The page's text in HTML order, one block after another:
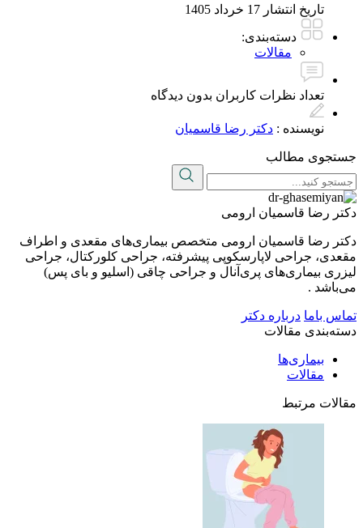
تاریخ انتشار 17 خرداد 1405
دسته‌بندی:
مقالات
تعداد نظرات کاربران بدون دیدگاه
نویسنده : دکتر رضا قاسمیان
جستجوی مطالب
دکتر رضا قاسمیان ارومی
دکتر رضا قاسمیان ارومی متخصص بیماری‌های مقعدی و اطراف
مقعدی، جراحی لاپارسکوپی پیشرفته، جراحی کلورکتال، جراحی
لیزری بیماری‌های پری‌آنال و جراحی چاقی (اسلیو و بای پس)
می‌باشد .
تماس باما درباره دکتر
دسته‌بندی مقالات
بیماری‌ها
مقالات
مقالات مرتبط